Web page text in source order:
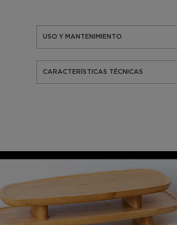
USO Y MANTENIMIENTO
CARACTERÍSTICAS TÉCNICAS